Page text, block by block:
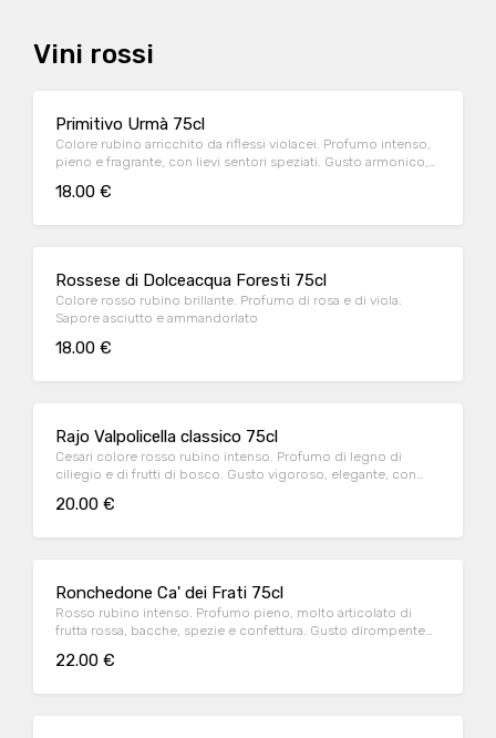
Vini rossi
Primitivo Urmà 75cl
Colore rubino arricchito da riflessi violacei. Profumo intenso,
pieno e fragrante, con lievi sentori speziati. Gusto armonico,
18.00 €
Rossese di Dolceacqua Foresti 75cl
Colore rosso rubino brillante. Profumo di rosa e di viola.
Sapore asciutto e ammandorlato
18.00 €
Rajo Valpolicella classico 75cl
Cesari colore rosso rubino intenso. Profumo di legno di
ciliegio e di frutti di bosco. Gusto vigoroso, elegante, con
20.00 €
Ronchedone Ca' dei Frati 75cl
Rosso rubino intenso. Profumo pieno, molto articolato di
frutta rossa, bacche, spezie e confettura. Gusto dirompente
22.00 €